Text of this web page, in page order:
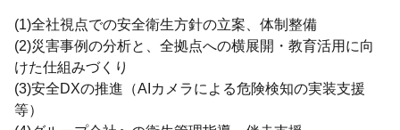
(1)全社視点での安全衛生方針の立案、体制整備
(2)災害事例の分析と、全拠点への横展開・教育活用に向
けた仕組みづくり
(3)安全DXの推進（AIカメラによる危険検知の実装支援
等）